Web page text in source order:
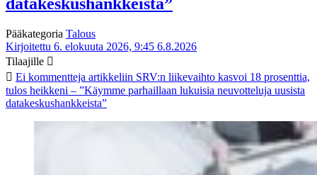
datakeskushankkeista”
Pääkategoria Talous
Kirjoitettu 6. elokuuta 2026, 9:45 6.8.2026
Tilaajille
Ei kommentteja artikkeliin SRV:n liikevaihto kasvoi 18 prosenttia,
tulos heikkeni – ”Käymme parhaillaan lukuisia neuvotteluja uusista
datakeskushankkeista”